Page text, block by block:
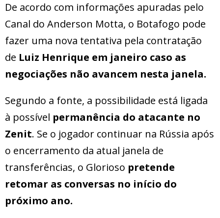
De acordo com informações apuradas pelo
Canal do Anderson Motta, o Botafogo pode
fazer uma nova tentativa pela contratação
de Luiz Henrique em janeiro caso as
negociações não avancem nesta janela.
Segundo a fonte, a possibilidade está ligada
à possível permanência do atacante no
Zenit. Se o jogador continuar na Rússia após
o encerramento da atual janela de
transferências, o Glorioso pretende
retomar as conversas no início do
próximo ano.